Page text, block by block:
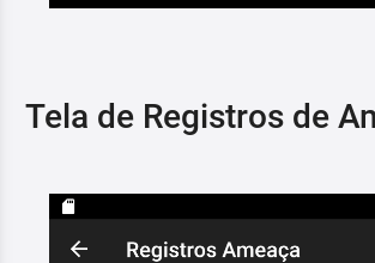
Tela de Registros de